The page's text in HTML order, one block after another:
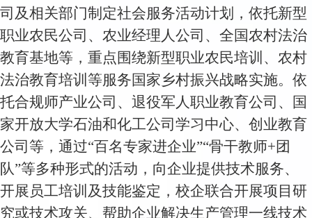
司及相关部门制定社会服务活动计划，依托新型
职业农民公司、农业经理人公司、全国农村法治
教育基地等，重点围绕新型职业农民培训、农村
法治教育培训等服务国家乡村振兴战略实施。依
托合规师产业公司、退役军人职业教育公司、国
家开放大学石油和化工公司学习中心、创业教育
公司等，通过“百名专家进企业”“骨干教师+团
队”等多种形式的活动，向企业提供技术服务、
开展员工培训及技能鉴定，校企联合开展项目研
究或技术攻关、帮助企业解决生产管理一线技术